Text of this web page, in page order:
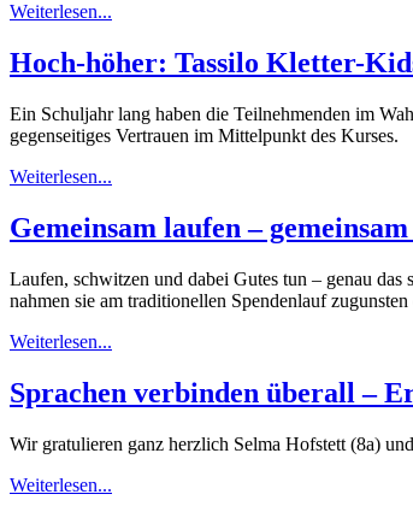
Weiterlesen...
Hoch-höher: Tassilo Kletter-
Ein Schuljahr lang haben die Teilnehmenden im
gegenseitiges Vertrauen im Mittelpunkt des Kurses.
Weiterlesen...
Gemeinsam laufen –
Laufen, schwitzen und dabei Gutes tun – genau
nahmen sie am traditionellen Spendenlauf
Weiterlesen...
Sprachen verbinden überall –
Wir gratulieren ganz herzlich Selma Hofstett (8a)
Weiterlesen...